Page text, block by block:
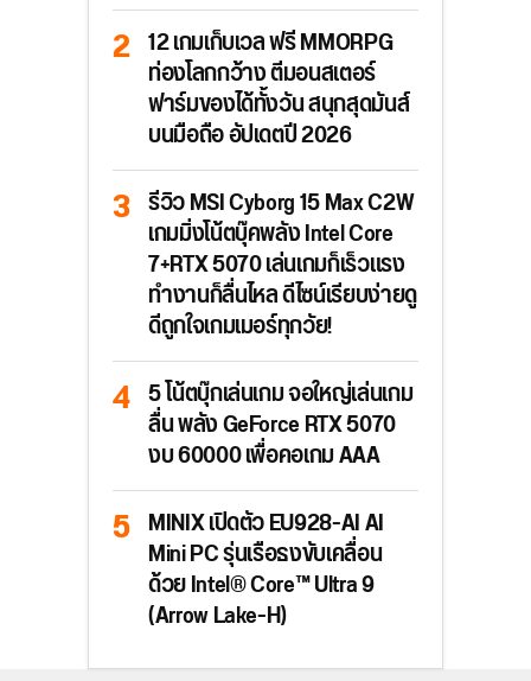
12 เกมเก็บเวล ฟรี MMORPG
ท่องโลกกว้าง ตีมอนสเตอร์
ฟาร์มของได้ทั้งวัน สนุกสุดมันส์
บนมือถือ อัปเดตปี 2026
รีวิว MSI Cyborg 15 Max C2W
เกมมิ่งโน้ตบุ๊คพลัง Intel Core
7+RTX 5070 เล่นเกมก็เร็วแรง
ทำงานก็ลื่นไหล ดีไซน์เรียบง่ายดู
ดีถูกใจเกมเมอร์ทุกวัย!
5 โน้ตบุ๊กเล่นเกม จอใหญ่เล่นเกม
ลื่น พลัง GeForce RTX 5070
งบ 60000 เพื่อคอเกม AAA
MINIX เปิดตัว EU928-AI AI
Mini PC รุ่นเรือธงขับเคลื่อน
ด้วย Intel® Core™ Ultra 9
(Arrow Lake-H)